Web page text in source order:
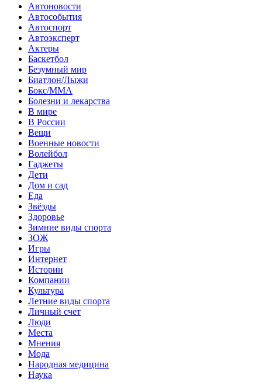
Автоновости
Автособытия
Автоспорт
Автоэксперт
Актеры
Баскетбол
Безумный мир
Биатлон/Лыжи
Бокс/MMA
Болезни и лекарства
В мире
В России
Вещи
Военные новости
Волейбол
Гаджеты
Дети
Дом и сад
Еда
Звёзды
Здоровье
Зимние виды спорта
ЗОЖ
Игры
Интернет
Истории
Компании
Культура
Летние виды спорта
Личный счет
Люди
Места
Мнения
Мода
Народная медицина
Наука